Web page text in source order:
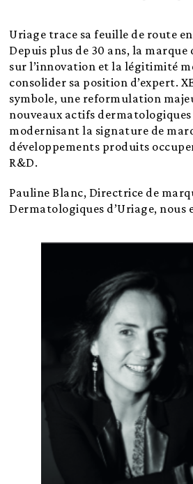
Uriage trace sa feuille de route
Depuis plus de 30 ans, la marque
sur l’innovation et la légitimité
consolider sa position d’expert.
symbole, une reformulation
nouveaux actifs
modernisant la signature de
développements produits
R&D.
Pauline Blanc, Directrice de
Dermatologiques d’Uriage, nous